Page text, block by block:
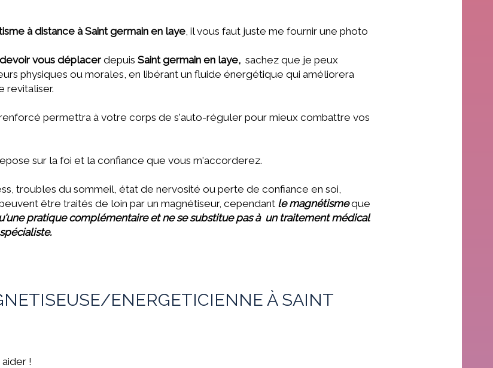
à distance à Saint germain en laye, il vous faut juste me fournir une photo
vous déplacer depuis Saint germain en laye, sachez que je peux
physiques ou morales, en libérant un fluide énergétique qui améliorera
revitaliser.
permettra à votre corps de s'auto-réguler pour mieux combattre vos
sur la foi et la confiance que vous m'accorderez.
troubles du sommeil, état de nervosité ou perte de confiance en soi,
être traités de loin par un magnétiseur, cependant le magnétismeque
pratique complémentaire et ne se substitue pas à un traitement médical
ENERGETICIENNE À SAINT
!